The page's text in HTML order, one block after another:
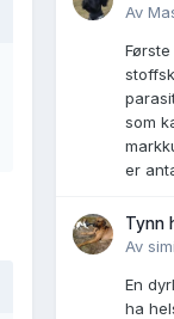
Av
som
er
Tynn
Av
En
ha